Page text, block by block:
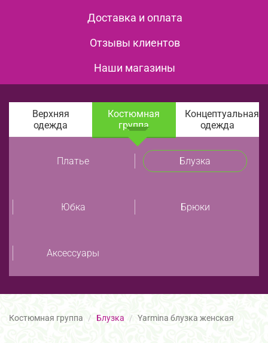
Доставка и оплата
Отзывы клиентов
Наши магазины
Верхняя
одежда
Костюмная
группа
Концептуальная
одежда
Платье Блузка
Юбка Брюки
Аксессуары
Костюмная группа Блузка Yarmina блузка женская